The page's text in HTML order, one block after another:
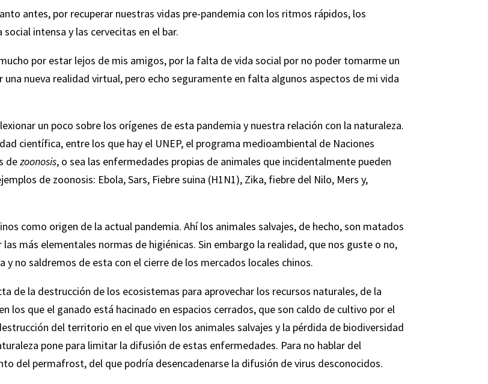
antes, por recuperar nuestras vidas pre-pandemia con los ritmos rápidos, los
intensa y las cervecitas en el bar.
por estar lejos de mis amigos, por la falta de vida social por no poder tomarme un
nueva realidad virtual, pero echo seguramente en falta algunos aspectos de mi vida
un poco sobre los orígenes de esta pandemia y nuestra relación con la naturaleza.
científica, entre los que hay el UNEP, el programa medioambiental de Naciones
dezoonosis, o sea las enfermedades propias de animales que incidentalmente pueden
de zoonosis: Ebola, Sars, Fiebre suina (H1N1), Zika, fiebre del Nilo, Mers y,
como origen de la actual pandemia. Ahí los animales salvajes, de hecho, son matados
más elementales normas de higiénicas. Sin embargo la realidad, que nos guste o no,
no saldremos de esta con el cierre de los mercados locales chinos.
de la destrucción de los ecosistemas para aprovechar los recursos naturales, de la
en los que el ganado está hacinado en espacios cerrados, que son caldo de cultivo por el
del territorio en el que viven los animales salvajes y la pérdida de biodiversidad
pone para limitar la difusión de estas enfermedades. Para no hablar del
del permafrost, del que podría desencadenarse la difusión de virus desconocidos.